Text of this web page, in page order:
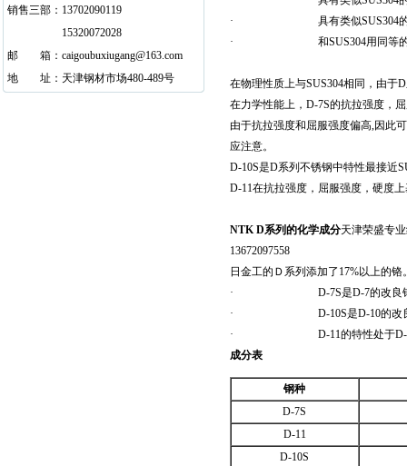
销售三部： 13702090119
15320072028
邮
箱： caigoubuxiugang@163.com
地
址： 天津钢材市场480-489号
· 具有类似SUS304的耐
· 和SUS304用同等的焊
在物理性质上与SUS304相同，由于
在力学性能上，D-7S的抗拉强度，
由于抗拉强度和屈服强度偏高,因此
应注意。
D-10S是D系列不锈钢中特性最接近
D-11在抗拉强度，屈服强度，硬度
NTK D系列的化学成分天津荣盛专
13672097558
日金工的Ｄ系列添加了17%以上的铬
· D-7S是D-7的改良钢种，含
· D-10S是D-10的改良钢种
· D-11的特性处于D-7S和D-
成分表
钢种
D-7S
D-11
D-10S